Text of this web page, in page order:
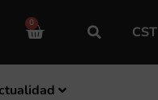
0
CST